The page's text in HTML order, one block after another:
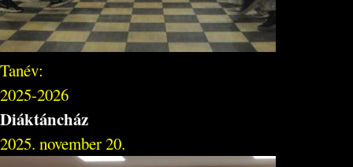
Tanév:
2025-2026
Diáktáncház
2025. november 20.